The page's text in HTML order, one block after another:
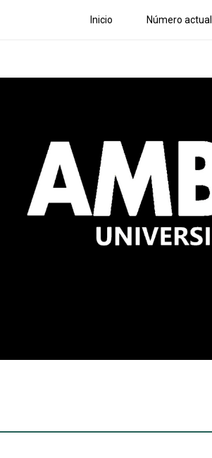
Inicio Número actual